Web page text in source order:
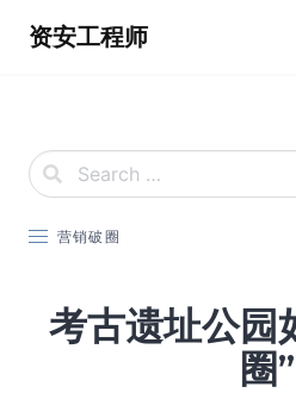
资安工程师
营销破圈
考古遗址公园
圈”